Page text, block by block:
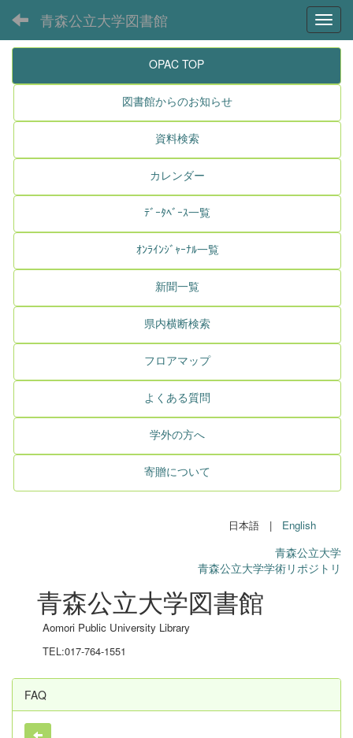
青森公立大学図書館
OPAC TOP
図書館からのお知らせ
資料検索
カレンダー
ﾃﾞｰﾀﾍﾞｰｽ一覧
ｵﾝﾗｲﾝｼﾞｬｰﾅﾙ一覧
新聞一覧
県内横断検索
フロアマップ
よくある質問
学外の方へ
寄贈について
日本語 | English
青森公立大学
青森公立大学学術リポジトリ
青森公立大学図書館
Aomori Public University Library
TEL:017-764-1551
FAQ